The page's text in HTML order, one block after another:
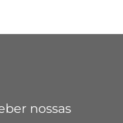
nossas